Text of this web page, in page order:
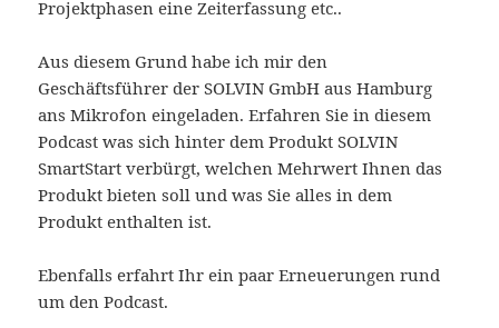
Projektphasen eine Zeiterfassung etc..
Aus diesem Grund habe ich mir den
Geschäftsführer der SOLVIN GmbH aus Hamburg
ans Mikrofon eingeladen. Erfahren Sie in diesem
Podcast was sich hinter dem Produkt SOLVIN
SmartStart verbürgt, welchen Mehrwert Ihnen das
Produkt bieten soll und was Sie alles in dem
Produkt enthalten ist.
Ebenfalls erfahrt Ihr ein paar Erneuerungen rund
um den Podcast.